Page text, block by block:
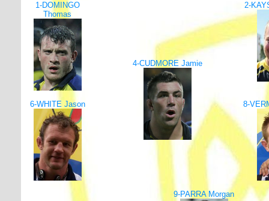
1-DOMINGO
Thomas
2-
4-CUDMORE Jamie
6-WHITE Jason 8-
9-PARRA Morgan